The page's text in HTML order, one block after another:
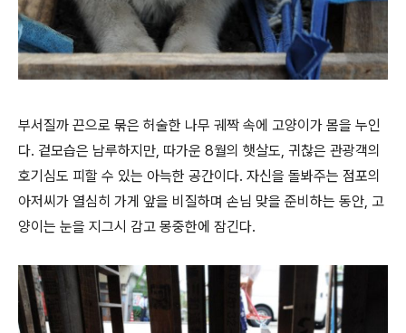
부서질까 끈으로 묶은 허술한 나무 궤짝 속에 고양이가 몸을 누인
다. 겉모습은 남루하지만, 따가운 8월의 햇살도, 귀찮은 관광객의
호기심도 피할 수 있는 아늑한 공간이다. 자신을 돌봐주는 점포의
아저씨가 열심히 가게 앞을 비질하며 손님 맞을 준비하는 동안, 고
양이는 눈을 지그시 감고 몽중한에 잠긴다.